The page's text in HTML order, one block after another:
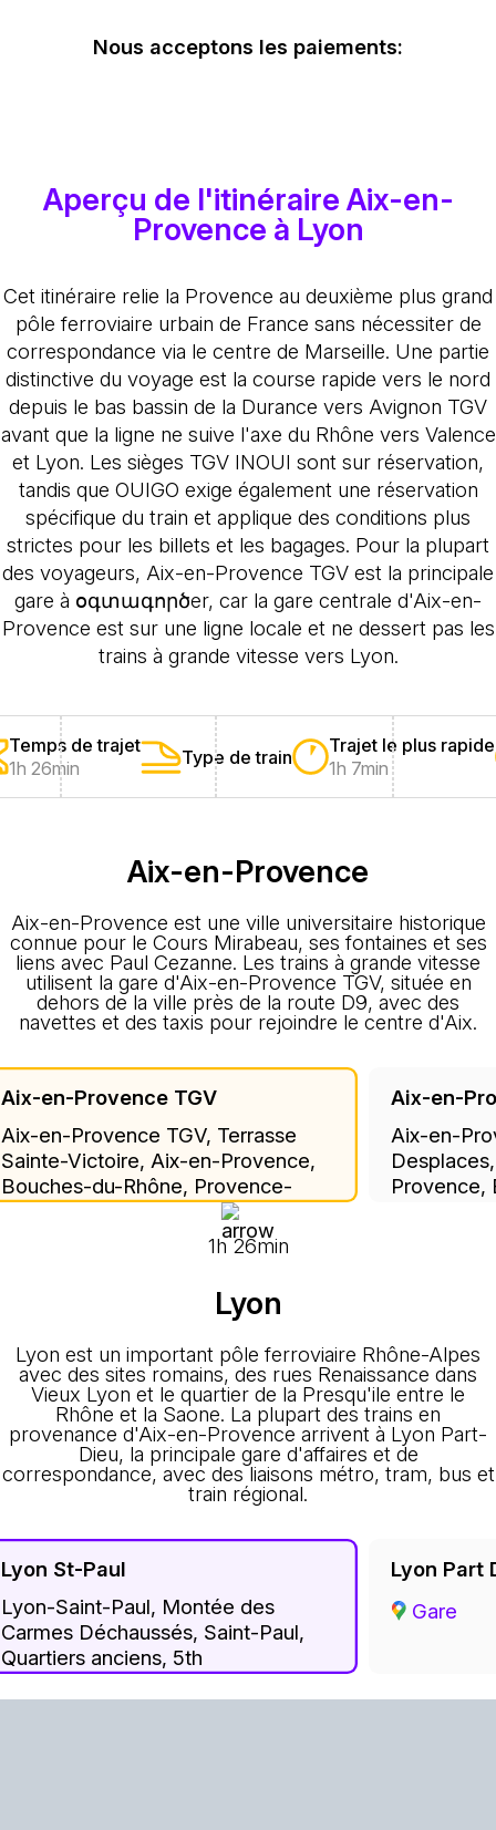
Nous acceptons les paiements:
Aperçu de l'itinéraire Aix-en-
Provence à Lyon
Cet itinéraire relie la Provence au deuxième plus grand
pôle ferroviaire urbain de France sans nécessiter de
correspondance via le centre de Marseille. Une partie
distinctive du voyage est la course rapide vers le nord
depuis le bas bassin de la Durance vers Avignon TGV
avant que la ligne ne suive l'axe du Rhône vers Valence
et Lyon. Les sièges TGV INOUI sont sur réservation,
tandis que OUIGO exige également une réservation
spécifique du train et applique des conditions plus
strictes pour les billets et les bagages. Pour la plupart
des voyageurs, Aix-en-Provence TGV est la principale
gare à օգտագործer, car la gare centrale d'Aix-en-
Provence est sur une ligne locale et ne dessert pas les
trains à grande vitesse vers Lyon.
Temps de trajet
1h 26min
Type de train
Trajet le plus rapide
1h 7min
Aix-en-Provence
Aix-en-Provence est une ville universitaire historique
connue pour le Cours Mirabeau, ses fontaines et ses
liens avec Paul Cezanne. Les trains à grande vitesse
utilisent la gare d'Aix-en-Provence TGV, située en
dehors de la ville près de la route D9, avec des
navettes et des taxis pour rejoindre le centre d'Aix.
Aix-en-Provence TGV
Aix-en-Provence TGV, Terrasse
Sainte-Victoire, Aix-en-Provence,
Bouches-du-Rhône, Provence-
Alpes-Côte d'Azur, Metropolitan
France, 13545, France
Aix-en-
Aix-en-
Provence,
1h 26min
Lyon
Lyon est un important pôle ferroviaire Rhône-Alpes
avec des sites romains, des rues Renaissance dans
Vieux Lyon et le quartier de la Presqu'ile entre le
Rhône et la Saone. La plupart des trains en
provenance d'Aix-en-Provence arrivent à Lyon Part-
Dieu, la principale gare d'affaires et de
correspondance, avec des liaisons métro, tram, bus et
train régional.
Lyon St-Paul
Lyon-Saint-Paul, Montée des
Carmes Déchaussés, Saint-Paul,
Quartiers anciens, 5th
Lyon Part
Gare